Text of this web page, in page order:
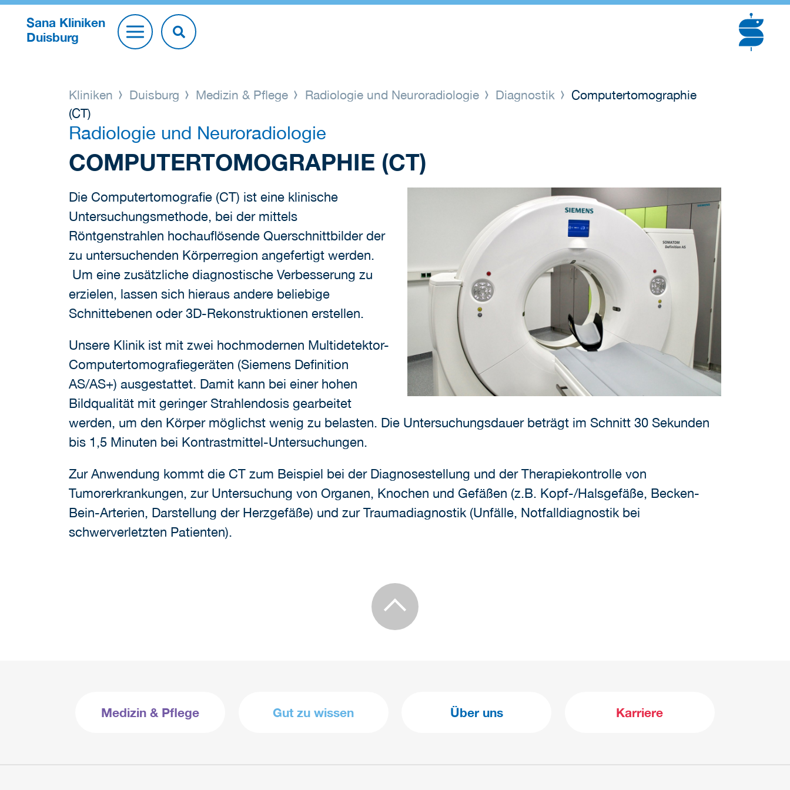
Sana Kliniken
Duisburg
Kliniken Duisburg Medizin & Pflege Radiologie und Neuroradiologie Diagnostik
Computertomographie
(CT)
Radiologie und Neuroradiologie
COMPUTERTOMOGRAPHIE (CT)
Die Computertomografie (CT) ist eine klinische
Untersuchungsmethode, bei der mittels
Röntgenstrahlen hochauflösende Querschnittbilder der
zu untersuchenden Körperregion angefertigt werden.
Um eine zusätzliche diagnostische Verbesserung zu
erzielen, lassen sich hieraus andere beliebige
Schnittebenen oder 3D-Rekonstruktionen erstellen.
Unsere Klinik ist mit zwei hochmodernen Multidetektor-
Computertomografiegeräten (Siemens Definition
AS/AS+) ausgestattet. Damit kann bei einer hohen
Bildqualität mit geringer Strahlendosis gearbeitet
werden, um den Körper möglichst wenig zu belasten. Die Untersuchungsdauer beträgt im Schnitt 30 Sekunden
bis 1,5 Minuten bei Kontrastmittel-Untersuchungen.
Zur Anwendung kommt die CT zum Beispiel bei der Diagnosestellung und der Therapiekontrolle von
Tumorerkrankungen, zur Untersuchung von Organen, Knochen und Gefäßen (z.B. Kopf-/Halsgefäße, Becken-
Bein-Arterien, Darstellung der Herzgefäße) und zur Traumadiagnostik (Unfälle, Notfalldiagnostik bei
schwerverletzten Patienten).
Medizin & Pflege Gut zu wissen Über uns Karriere